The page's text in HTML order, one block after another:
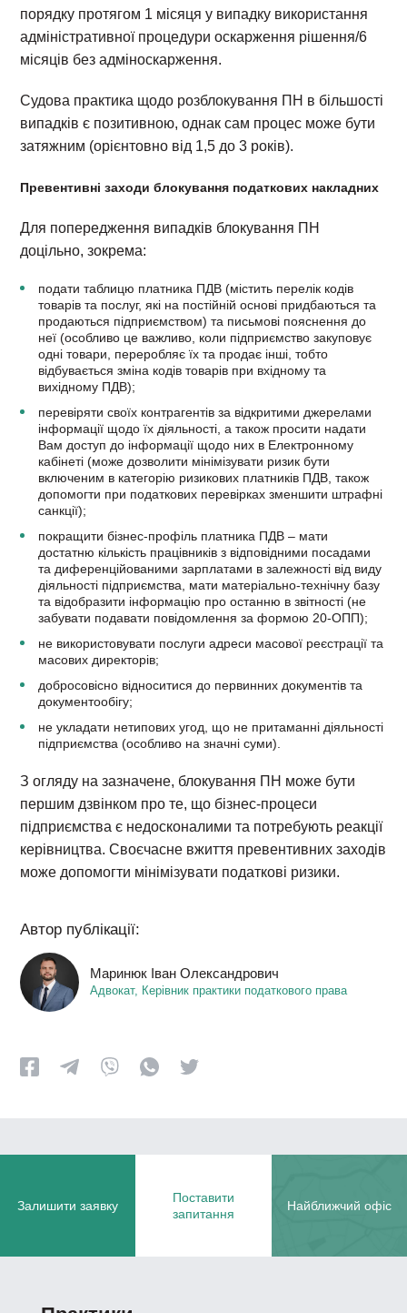
порядку протягом 1 місяця у випадку використання
адміністративної процедури оскарження рішення/6
місяців без адміноскарження.
Судова практика щодо розблокування ПН в більшості
випадків є позитивною, однак сам процес може бути
затяжним (орієнтовно від 1,5 до 3 років).
Превентивні заходи блокування податкових накладних
Для попередження випадків блокування ПН
доцільно, зокрема:
подати таблицю платника ПДВ (містить перелік кодів
товарів та послуг, які на постійній основі придбаються та
продаються підприємством) та письмові пояснення до
неї (особливо це важливо, коли підприємство закуповує
одні товари, переробляє їх та продає інші, тобто
відбувається зміна кодів товарів при вхідному та
вихідному ПДВ);
перевіряти своїх контрагентів за відкритими джерелами
інформації щодо їх діяльності, а також просити надати
Вам доступ до інформації щодо них в Електронному
кабінеті (може дозволити мінімізувати ризик бути
включеним в категорію ризикових платників ПДВ, також
допомогти при податкових перевірках зменшити штрафні
санкції);
покращити бізнес-профіль платника ПДВ – мати
достатню кількість працівників з відповідними посадами
та диференційованими зарплатами в залежності від виду
діяльності підприємства, мати матеріально-технічну базу
та відобразити інформацію про останню в звітності (не
забувати подавати повідомлення за формою 20-ОПП);
не використовувати послуги адреси масової реєстрації та
масових директорів;
добросовісно відноситися до первинних документів та
документообігу;
не укладати нетипових угод, що не притаманні діяльності
підприємства (особливо на значні суми).
З огляду на зазначене, блокування ПН може бути
першим дзвінком про те, що бізнес-процеси
підприємства є недосконалими та потребують реакції
керівництва. Своєчасне вжиття превентивних заходів
може допомогти мінімізувати податкові ризики.
Автор публікації:
Маринюк Іван Олександрович
Адвокат, Керівник практики податкового права
Залишити заявку
Поставити
запитання
Найближчий офіс